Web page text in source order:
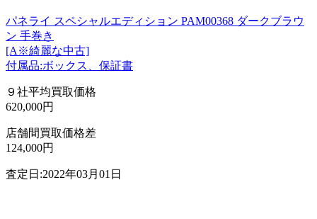
パネライ スペシャルエディション PAM00368 ダークブラウ
ン 手巻き
[A※綺麗な中古]
付属品:ボックス、保証書
９社平均買取価格
620,000円
店舗間買取価格差
124,000円
査定日:2022年03月01日